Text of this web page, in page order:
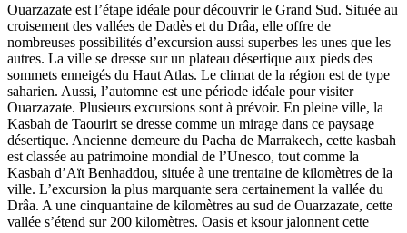
Ouarzazate est l’étape idéale pour découvrir le Grand Sud. Située au
croisement des vallées de Dadès et du Drâa, elle offre de
nombreuses possibilités d’excursion aussi superbes les unes que les
autres. La ville se dresse sur un plateau désertique aux pieds des
sommets enneigés du Haut Atlas. Le climat de la région est de type
saharien. Aussi, l’automne est une période idéale pour visiter
Ouarzazate. Plusieurs excursions sont à prévoir. En pleine ville, la
Kasbah de Taourirt se dresse comme un mirage dans ce paysage
désertique. Ancienne demeure du Pacha de Marrakech, cette kasbah
est classée au patrimoine mondial de l’Unesco, tout comme la
Kasbah d’Aït Benhaddou, située à une trentaine de kilomètres de la
ville. L’excursion la plus marquante sera certainement la vallée du
Drâa. A une cinquantaine de kilomètres au sud de Ouarzazate, cette
vallée s’étend sur 200 kilomètres. Oasis et ksour jalonnent cette